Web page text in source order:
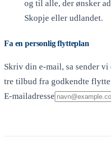
og til alle, der ønsker
Skopje eller udlandet.
Fa en personlig flytteplan
Skriv din e-mail, sa sender
tre tilbud fra godkendte
E-mailadresse